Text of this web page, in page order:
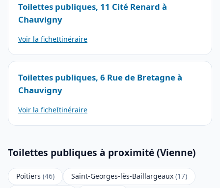
Toilettes publiques, 11 Cité Renard à
Chauvigny
Voir la ficheItinéraire
Toilettes publiques, 6 Rue de Bretagne à
Chauvigny
Voir la ficheItinéraire
Toilettes publiques à proximité (Vienne)
Poitiers (46) Saint-Georges-lès-Baillargeaux (17)